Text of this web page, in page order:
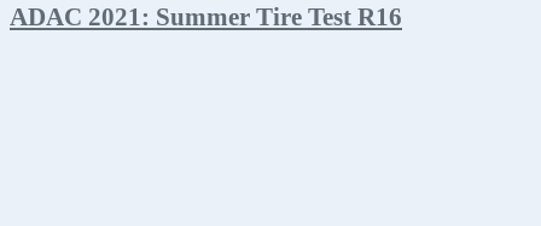
ADAC 2021: Summer Tire Test R16